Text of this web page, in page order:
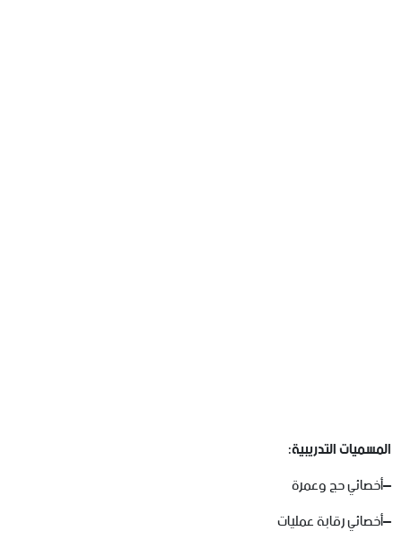
المسمياتالتدريبية:
–أخصائيحجوعمرة
–أخصائيرقابةعمليات